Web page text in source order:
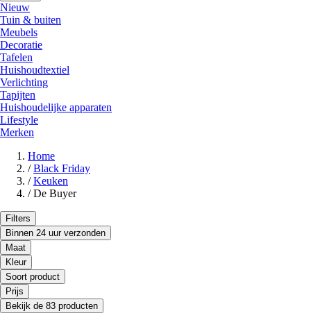
Nieuw
Tuin & buiten
Meubels
Decoratie
Tafelen
Huishoudtextiel
Verlichting
Tapijten
Huishoudelijke apparaten
Lifestyle
Merken
Home
/ Black Friday
/ Keuken
/ De Buyer
Filters
Binnen 24 uur verzonden
Maat
Kleur
Soort product
Prijs
Bekijk de 83 producten